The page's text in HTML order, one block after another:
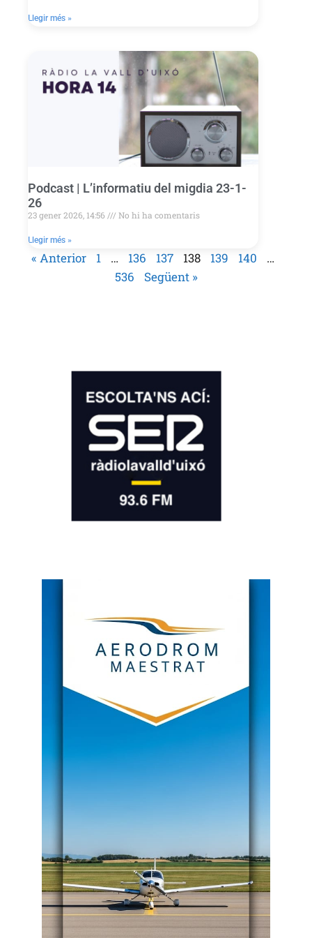
Llegir més »
Podcast | L’informatiu del migdia 23-1-
26
23 gener 2026, 14:56 No hi ha comentaris
Llegir més »
« Anterior 1 … 136 137 138 139 140
…
536
Següent »